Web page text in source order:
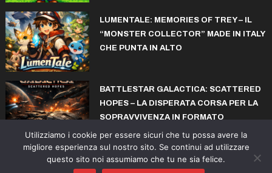
LUMENTALE: MEMORIES OF TREY – IL
“MONSTER COLLECTOR” MADE IN ITALY
CHE PUNTA IN ALTO
BATTLESTAR GALACTICA: SCATTERED
HOPES – LA DISPERATA CORSA PER LA
SOPRAVVIVENZA IN FORMATO
ROGUELITE
© copyright iconiks.net 2015-2026
Utilizziamo i cookie per essere sicuri che tu possa avere la
migliore esperienza sul nostro sito. Se continui ad utilizzare
questo sito noi assumiamo che tu ne sia felice.